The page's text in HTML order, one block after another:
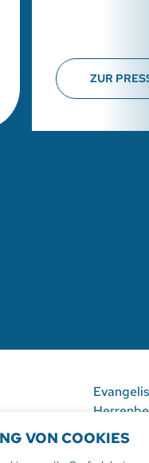
VON COOKIES
ZUR
71083